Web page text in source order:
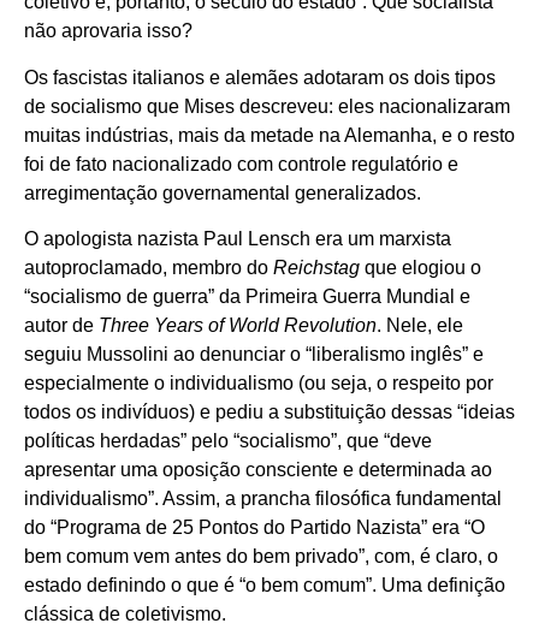
não aprovaria isso?
Os fascistas italianos e alemães adotaram os dois tipos
de socialismo que Mises descreveu: eles nacionalizaram
muitas indústrias, mais da metade na Alemanha, e o resto
foi de fato nacionalizado com controle regulatório e
arregimentação governamental generalizados.
O apologista nazista Paul Lensch era um marxista
autoproclamado, membro do Reichstag que elogiou o
“socialismo de guerra” da Primeira Guerra Mundial e
autor de Three Years of World Revolution. Nele, ele
seguiu Mussolini ao denunciar o “liberalismo inglês” e
especialmente o individualismo (ou seja, o respeito por
todos os indivíduos) e pediu a substituição dessas “ideias
políticas herdadas” pelo “socialismo”, que “deve
apresentar uma oposição consciente e determinada ao
individualismo”. Assim, a prancha filosófica fundamental
do “Programa de 25 Pontos do Partido Nazista” era “O
bem comum vem antes do bem privado”, com, é claro, o
estado definindo o que é “o bem comum”. Uma definição
clássica de coletivismo.